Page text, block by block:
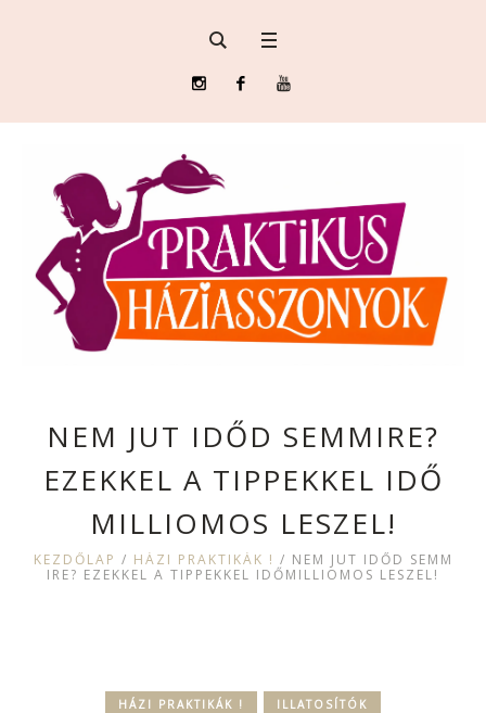
NEM JUT IDŐD SEMMIRE?
EZEKKEL A TIPPEKKEL IDŐ
MILLIOMOS LESZEL!
KEZDŐLAP / HÁZI PRAKTIKÁK ! / NEM JUT IDŐD SEMM
IRE? EZEKKEL A TIPPEKKEL IDŐMILLIOMOS LESZEL!
HÁZI PRAKTIKÁK ! ILLATOSÍTÓK